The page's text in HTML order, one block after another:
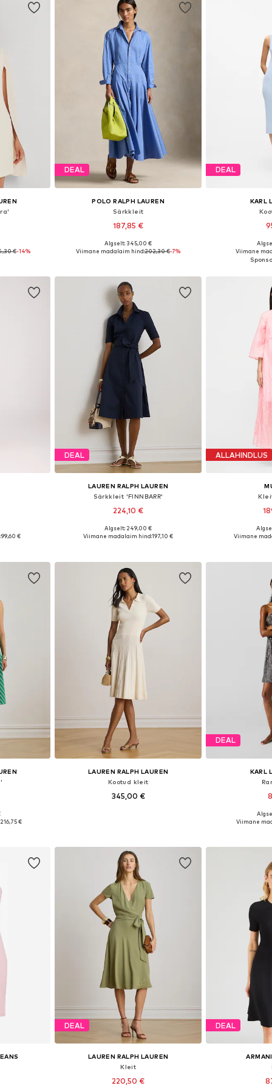
€-14%
DEAL
POLO RALPH LAUREN
Särkkleit
187,85 €
Saadaolevad suurused: 34, 36, 38, 40, 42
Algselt: 345,00 €
Viimane madalaim hind:202,30 €-7%
DEAL
KARL
Saadaolevad
Lisa
Viimane
99,60 €
DEAL
LAUREN RALPH LAUREN
Särkkleit 'FINNBARR'
224,10 €
Saadaolevad suurused: 32, 34, 36, 38, 40
Algselt: 249,00 €
Viimane madalaim hind:197,10 €
ALLAHINDLUS
Saadaolevad
Viimane
216,75 €
LAUREN RALPH LAUREN
Kootud kleit
345,00 €
DEAL
KARL
Saadaolevad
Viimane
DEAL
LAUREN RALPH LAUREN
Kleit
220,50 €
DEAL